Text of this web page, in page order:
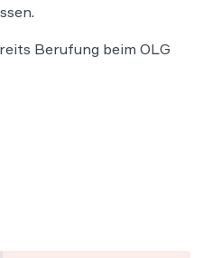
Berufung beim OLG